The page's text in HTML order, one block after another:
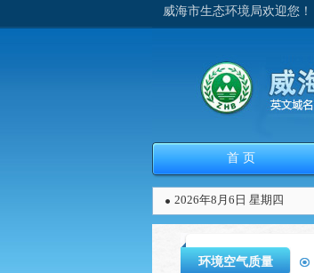
威海市生态环境局欢迎您！
首 页
2026年8月6日 星期四
环境空气质量